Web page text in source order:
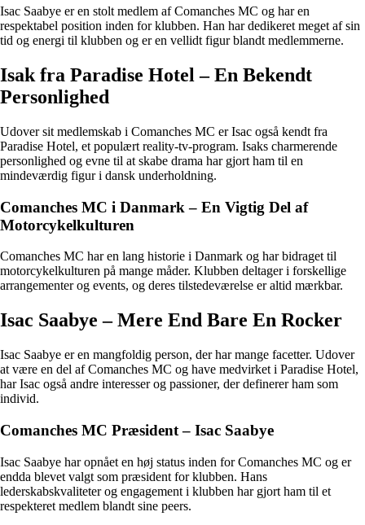
Isac Saabye er en stolt medlem af Comanches MC og har en
respektabel position inden for klubben. Han har dedikeret meget af sin
tid og energi til klubben og er en vellidt figur blandt medlemmerne.
Isak fra Paradise Hotel – En Bekendt
Personlighed
Udover sit medlemskab i Comanches MC er Isac også kendt fra
Paradise Hotel, et populært reality-tv-program. Isaks charmerende
personlighed og evne til at skabe drama har gjort ham til en
mindeværdig figur i dansk underholdning.
Comanches MC i Danmark – En Vigtig Del af
Motorcykelkulturen
Comanches MC har en lang historie i Danmark og har bidraget til
motorcykelkulturen på mange måder. Klubben deltager i forskellige
arrangementer og events, og deres tilstedeværelse er altid mærkbar.
Isac Saabye – Mere End Bare En Rocker
Isac Saabye er en mangfoldig person, der har mange facetter. Udover
at være en del af Comanches MC og have medvirket i Paradise Hotel,
har Isac også andre interesser og passioner, der definerer ham som
individ.
Comanches MC Præsident – Isac Saabye
Isac Saabye har opnået en høj status inden for Comanches MC og er
endda blevet valgt som præsident for klubben. Hans
lederskabskvaliteter og engagement i klubben har gjort ham til et
respekteret medlem blandt sine peers.